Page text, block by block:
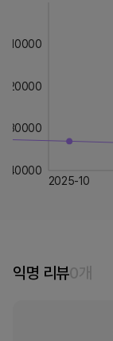
2025-10
10000
20000
30000
40000
익명 리뷰0개